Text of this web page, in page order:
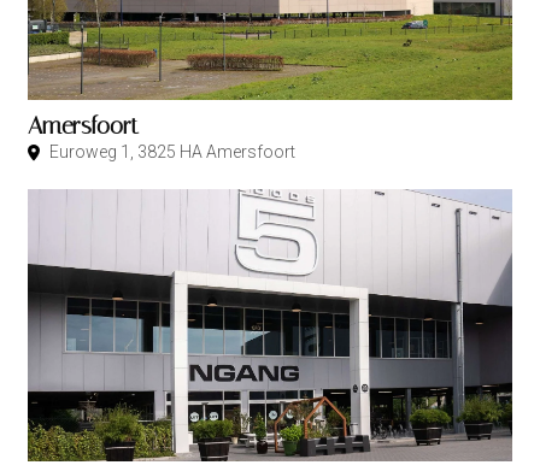
Amersfoort
Euroweg 1, 3825 HA Amersfoort